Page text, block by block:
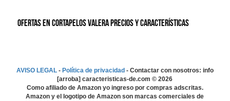
Ofertas en Cortapelos Valera precios y características
AVISO LEGAL- Política de privacidad - Contactar con nosotros: info
[arroba] caracteristicas-de.com ©2026
Como afiliado de Amazon yo ingreso por compras adscritas.
Amazon y el logotipo de Amazon son marcas comerciales de